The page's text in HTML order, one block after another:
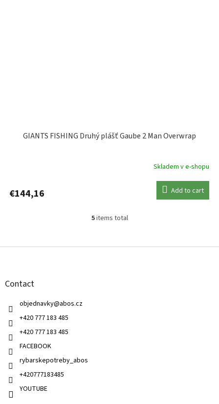
GIANTS FISHING Druhý plášť Gaube 2 Man Overwrap
Skladem v e-shopu
€144,16 Add to cart
L
t
5items total
Contact
objednavky@abos.cz
+420 777 183 485
+420 777 183 485
FACEBOOK
rybarskepotreby_abos
+420777183485
YOUTUBE